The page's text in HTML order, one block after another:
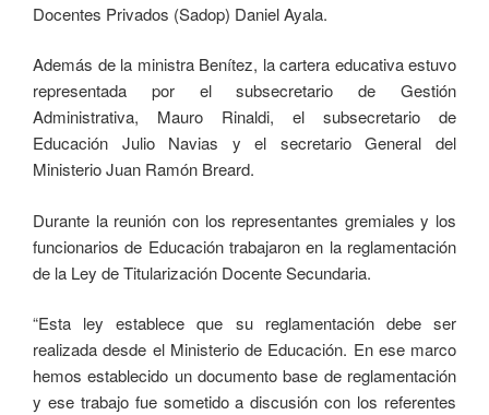
Docentes Privados (Sadop) Daniel Ayala.
Además de la ministra Benítez, la cartera educativa estuvo
representada por el subsecretario de Gestión
Administrativa, Mauro Rinaldi, el subsecretario de
Educación Julio Navias y el secretario General del
Ministerio Juan Ramón Breard.
Durante la reunión con los representantes gremiales y los
funcionarios de Educación trabajaron en la reglamentación
de la Ley de Titularización Docente Secundaria.
“Esta ley establece que su reglamentación debe ser
realizada desde el Ministerio de Educación. En ese marco
hemos establecido un documento base de reglamentación
y ese trabajo fue sometido a discusión con los referentes